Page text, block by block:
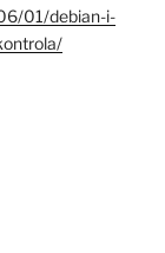
01/debian-i-